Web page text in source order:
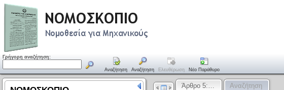
Γρήγορη αναζήτηση:
Αναζήτηση Αναζήτηση Ελευθέρωση Νέο Παράθυρο
Άρθρο 5:… Αναζήτηση